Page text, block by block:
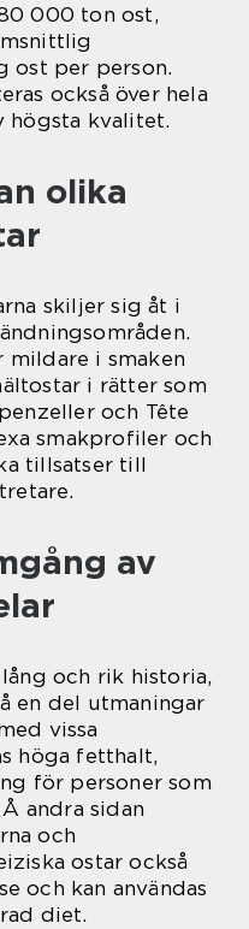
000 ton ost,
ost per person.
också över hela
högsta kvalitet.
olika
skiljer sig åt i
mildare i smaken
i rätter som
och Tête
smakprofiler och
tillsatser till
av
och rik historia,
en del utmaningar
vissa
höga fetthalt,
för personer som
andra sidan
och
ostar också
och kan användas
diet.